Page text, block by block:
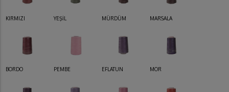
KIRMIZI YEŞİL MÜRDÜM MARSALA
BORDO PEMBE EFLATUN MOR